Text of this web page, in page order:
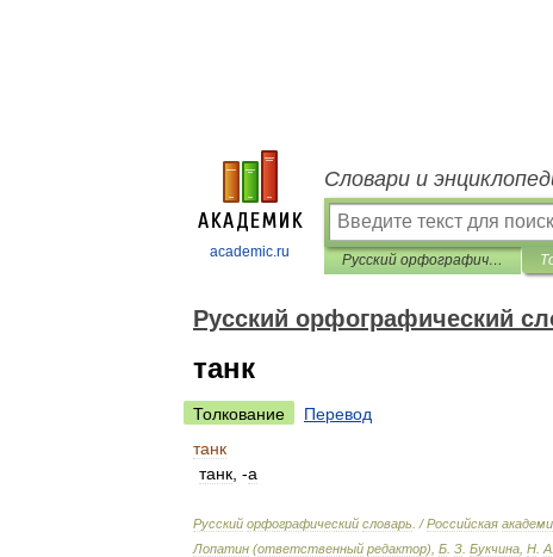
academic.ru
Словари и
Русский орфографический словарь
Русский орфографический
танк
Толкование
Перевод
танк
танк , -а
Русский орфографический словарь . /Российская
Лопатин (ответственный редактор), Б З Букчина Н А